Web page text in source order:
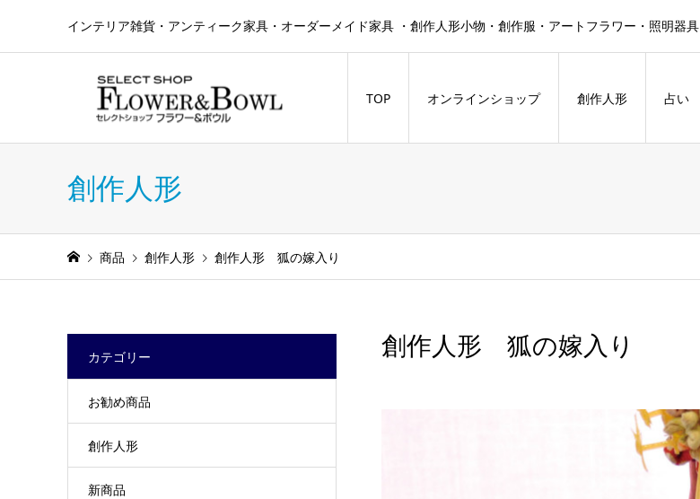
インテリア雑貨・アンティーク家具・オーダーメイド家具 ・創作人形小物・創作服・アートフラワー・照明器具
TOP オンラインショップ 創作人形 占い
創作人形
商品 創作人形 創作人形 狐の嫁入り
創作人形 狐の嫁入り
カテゴリー
お勧め商品
創作人形
新商品